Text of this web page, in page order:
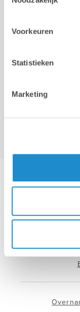
Voorkeuren
Statistieken
Marketing
Wij gebruiken je
derden, en